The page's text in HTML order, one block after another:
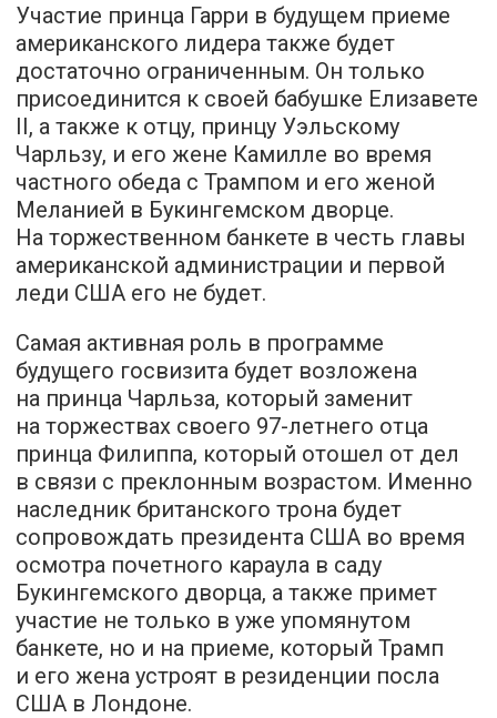
Участие принца Гарри в будущем приеме
американского лидера также будет
достаточно ограниченным. Он только
присоединится к своей бабушке Елизавете
II, а также к отцу, принцу Уэльскому
Чарльзу, и его жене Камилле во время
частного обеда с Трампом и его женой
Меланией в Букингемском дворце.
На торжественном банкете в честь главы
американской администрации и первой
леди США его не будет.
Самая активная роль в программе
будущего госвизита будет возложена
на принца Чарльза, который заменит
на торжествах своего 97-летнего отца
принца Филиппа, который отошел от дел
в связи с преклонным возрастом. Именно
наследник британского трона будет
сопровождать президента США во время
осмотра почетного караула в саду
Букингемского дворца, а также примет
участие не только в уже упомянутом
банкете, но и на приеме, который Трамп
и его жена устроят в резиденции посла
США в Лондоне.